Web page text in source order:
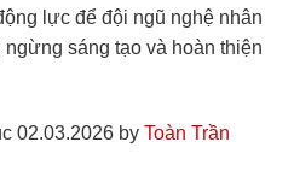
lực để đội ngũ nghệ nhân
sáng tạo và hoàn thiện
02.03.2026 by Toàn Trần